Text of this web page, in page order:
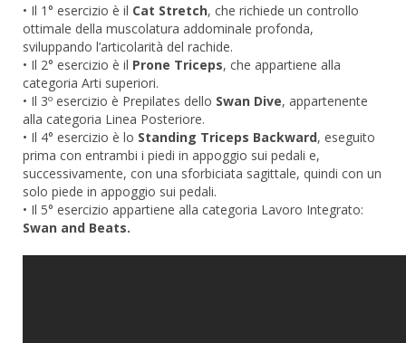
• Il 1° esercizio è il Cat Stretch, che richiede un controllo
ottimale della muscolatura addominale profonda,
sviluppando l’articolarità del rachide.
• Il 2° esercizio è il Prone Triceps, che appartiene alla
categoria Arti superiori.
• Il 3º esercizio è Prepilates dello Swan Dive, appartenente
alla categoria Linea Posteriore.
• Il 4° esercizio è lo Standing Triceps Backward, eseguito
prima con entrambi i piedi in appoggio sui pedali e,
successivamente, con una sforbiciata sagittale, quindi con un
solo piede in appoggio sui pedali.
• Il 5° esercizio appartiene alla categoria Lavoro Integrato:
Swan and Beats.